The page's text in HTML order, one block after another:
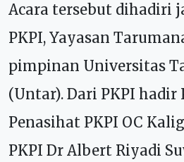
Acara tersebut dihadiri
PKPI, Yayasan
pimpinan Universitas
(Untar). Dari PKPI hadir
Penasihat PKPI OC
PKPI Dr Albert Riyadi